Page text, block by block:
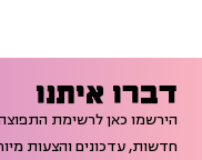
דברו איתנו
הירשמו כאן לרשימת
חדשות, עדכונים והצעות